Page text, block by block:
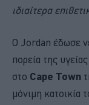
ιδιαίτερα
Ο Jordan έδωσε
πορεία της
στο Cape Town
μόνιμη κατοικία